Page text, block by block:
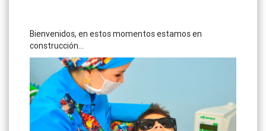
Bienvenidos, en estos momentos estamos en
construcción…